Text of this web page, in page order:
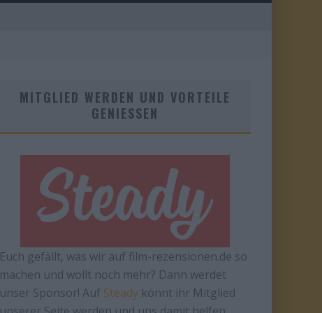
MITGLIED WERDEN UND VORTEILE
GENIESSEN
Euch gefällt, was wir auf film-rezensionen.de so
machen und wollt noch mehr? Dann werdet
unser Sponsor! Auf Steady könnt ihr Mitglied